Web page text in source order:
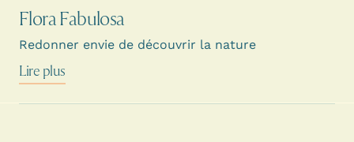
Flora Fabulosa
Redonner envie de découvrir la nature
Lire plus